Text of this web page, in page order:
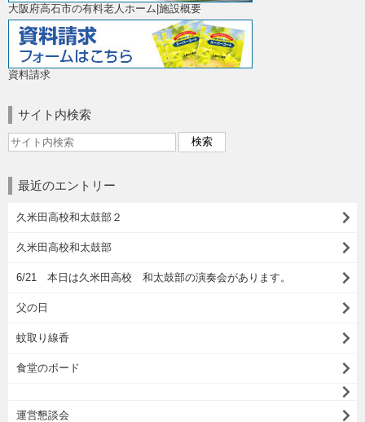
大阪府高石市の有料老人ホーム|施設概要
資料請求
サイト内検索
最近のエントリー
久米田高校和太鼓部２
久米田高校和太鼓部
6/21 本日は久米田高校 和太鼓部の演奏会があります。
父の日
蚊取り線香
食堂のボード
運営懇談会